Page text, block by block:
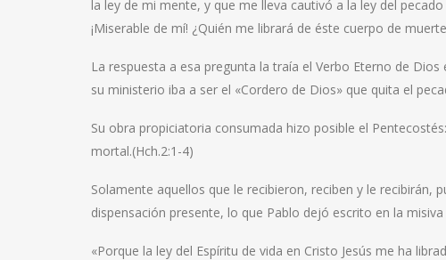
la ley de mi mente, y que me lleva cautivó a la ley del
¡Miserable de mí! ¿Quién me librará de éste cuerpo de
La respuesta a esa pregunta la traía el Verbo Eterno de
su ministerio iba a ser el «Cordero de Dios» que quita el
Su obra propiciatoria consumada hizo posible el
mortal.(Hch.2:1-4)
Solamente aquellos que le recibieron, reciben y le recibirán,
dispensación presente, lo que Pablo dejó escrito en la
«Porque la ley del Espíritu de vida en Cristo Jesús me ha